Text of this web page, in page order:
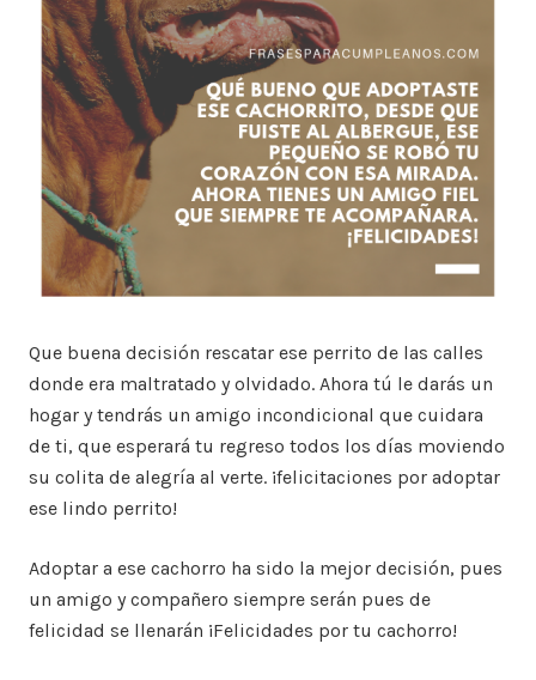
Que buena decisión rescatar ese perrito de las calles
donde era maltratado y olvidado. Ahora tú le darás un
hogar y tendrás un amigo incondicional que cuidara
de ti, que esperará tu regreso todos los días moviendo
su colita de alegría al verte. ¡felicitaciones por adoptar
ese lindo perrito!
Adoptar a ese cachorro ha sido la mejor decisión, pues
un amigo y compañero siempre serán pues de
felicidad se llenarán ¡Felicidades por tu cachorro!